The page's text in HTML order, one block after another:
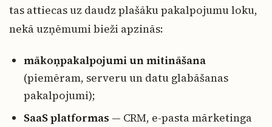
tas attiecas uz daudz plašāku pakalpojumu loku,
nekā uzņēmumi bieži apzinās:
mākoņpakalpojumi un mitināšana
(piemēram, serveru un datu glabāšanas
pakalpojumi);
SaaS platformas — CRM, e-pasta mārketinga